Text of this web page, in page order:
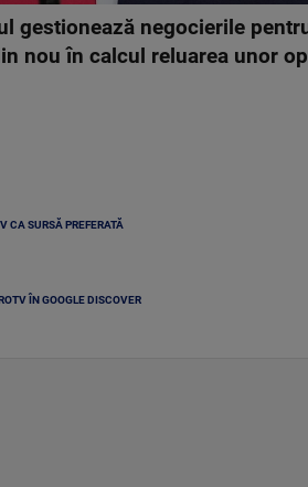
gestionează negocierile
nou în calcul reluarea unor
CA SURSĂ PREFERATĂ
ÎN GOOGLE DISCOVER